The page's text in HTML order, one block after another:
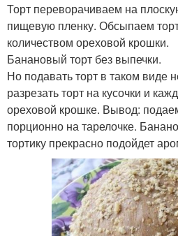
Торт переворачиваем на
пищевую пленку. Обсыпаем
количеством ореховой крошки.
Банановый торт без выпечки.
Но подавать торт в таком виде
разрезать торт на кусочки и
ореховой крошке. Вывод:
порционно на тарелочке.
тортику прекрасно подойдет